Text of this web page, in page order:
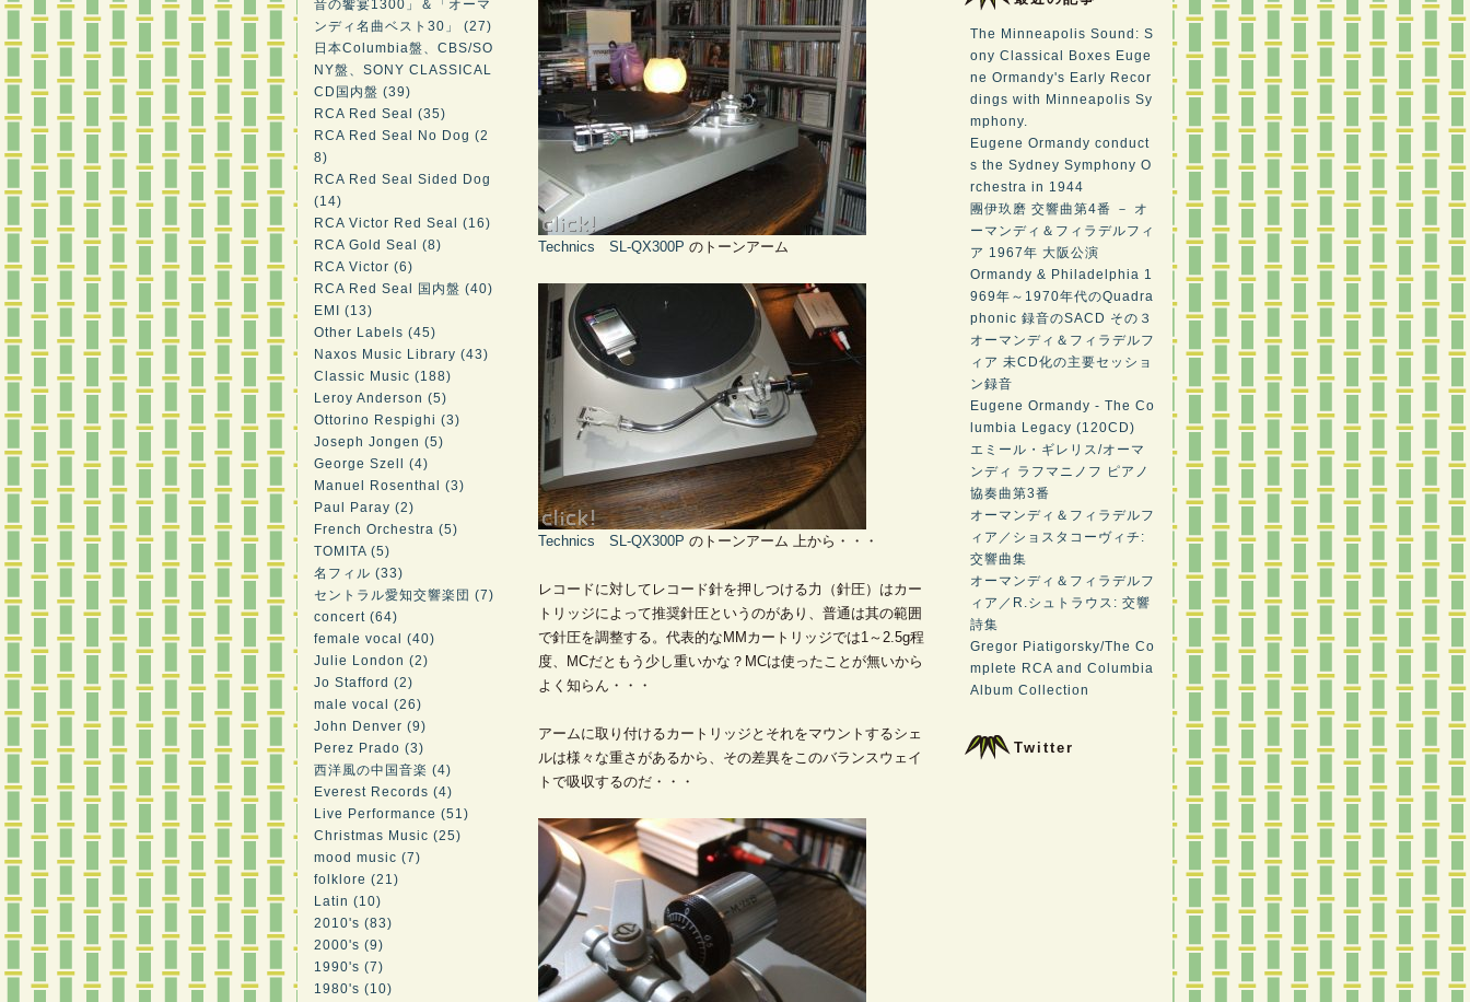
音の饗宴1300」＆「オーマ
ンディ名曲ベスト30」 (27)
日本Columbia盤、CBS/SO
NY盤、SONY CLASSICAL
CD国内盤 (39)
RCA Red Seal (35)
RCA Red Seal No Dog (2
8)
RCA Red Seal Sided Dog
(14)
RCA Victor Red Seal (16)
RCA Gold Seal (8)
RCA Victor (6)
RCA Red Seal 国内盤 (40)
EMI (13)
Other Labels (45)
Naxos Music Library (43)
Classic Music (188)
Leroy Anderson (5)
Ottorino Respighi (3)
Joseph Jongen (5)
George Szell (4)
Manuel Rosenthal (3)
Paul Paray (2)
French Orchestra (5)
TOMITA (5)
名フィル (33)
セントラル愛知交響楽団 (7)
concert (64)
female vocal (40)
Julie London (2)
Jo Stafford (2)
male vocal (26)
John Denver (9)
Perez Prado (3)
西洋風の中国音楽 (4)
Everest Records (4)
Live Performance (51)
Christmas Music (25)
mood music (7)
folklore (21)
Latin (10)
2010's (83)
2000's (9)
1990's (7)
1980's (10)
Technics SL-QX300P のトーンアーム
Technics SL-QX300P のトーンアーム 上から・・・
レコードに対してレコード針を押しつける力（針圧）はカー
トリッジによって推奨針圧というのがあり、普通は其の範囲
で針圧を調整する。代表的なMMカートリッジでは1～2.5g程
度、MCだともう少し重いかな？MCは使ったことが無いから
よく知らん・・・
アームに取り付けるカートリッジとそれをマウントするシェ
ルは様々な重さがあるから、その差異をこのバランスウェイ
トで吸収するのだ・・・
The Minneapolis Sound: S
ony Classical Boxes Euge
ne Ormandy's Early Recor
dings with Minneapolis Sy
mphony.
Eugene Ormandy conduct
s the Sydney Symphony O
rchestra in 1944
團伊玖磨 交響曲第4番 － オ
ーマンディ＆フィラデルフィ
ア 1967年 大阪公演
Ormandy & Philadelphia 1
969年～1970年代のQuadra
phonic 録音のSACD その３
オーマンディ＆フィラデルフ
ィア 未CD化の主要セッショ
ン録音
Eugene Ormandy - The Co
lumbia Legacy (120CD)
エミール・ギレリス/オーマ
ンディ ラフマニノフ ピアノ
協奏曲第3番
オーマンディ＆フィラデルフ
ィア／ショスタコーヴィチ:
交響曲集
オーマンディ＆フィラデルフ
ィア／R.シュトラウス: 交響
詩集
Gregor Piatigorsky/The Co
mplete RCA and Columbia
Album Collection
Twitter